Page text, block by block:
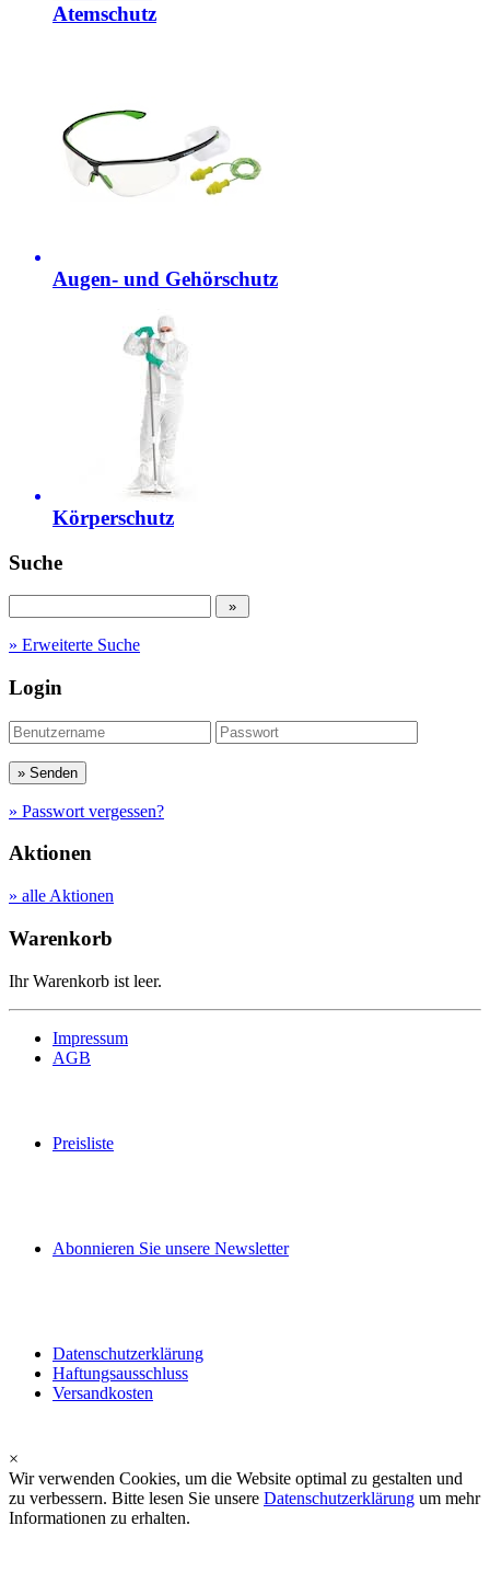
Atemschutz
Augen- und Gehörschutz
Körperschutz
Suche
» Erweiterte Suche
Login
» Passwort vergessen?
Aktionen
» alle Aktionen
Warenkorb
Ihr Warenkorb ist leer.
Impressum
AGB
Preisliste
Abonnieren Sie unsere Newsletter
Datenschutzerklärung
Haftungsausschluss
Versandkosten
×
Wir verwenden Cookies, um die Website optimal zu gestalten und
zu verbessern. Bitte lesen Sie unsere Datenschutzerklärung um mehr
Informationen zu erhalten.